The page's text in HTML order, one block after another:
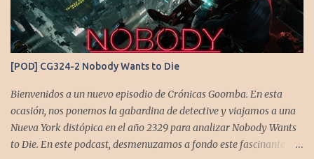
hermanos desarrolladores, la idea de fusionar el arte de las
películas de animación clásica con un juego de disparos (al estilo
Contra o Metal Slug) era una apuesta ganadora. En la ejecución, la
calidad es insuperable. Posee un excelente diseño de niveles,
variedad de jefes, plataformas desafiantes y una música
estupenda. Es un título que te mantiene enganchado a pesar de su
alta dificultad...
[POD] CG324-2 Nobody Wants to Die
Bienvenidos a un nuevo episodio de Crónicas Goomba. En esta
ocasión, nos ponemos la gabardina de detective y viajamos a una
Nueva York distópica en el año 2329 para analizar Nobody Wants
to Die. En este podcast, desmenuzamos a fondo este fascinante